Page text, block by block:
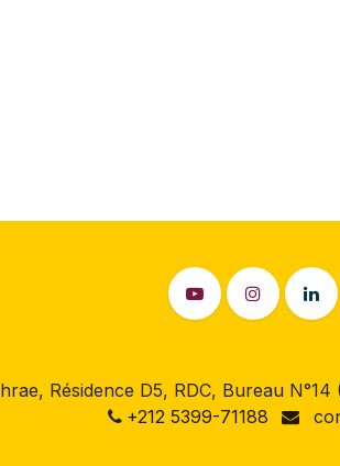
Résidence D5, RDC, Bureau
+212 5399-71188